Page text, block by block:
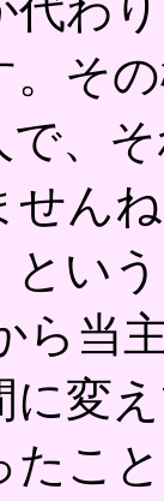
。そ
、
ん
いう
ら当
に変
たこ